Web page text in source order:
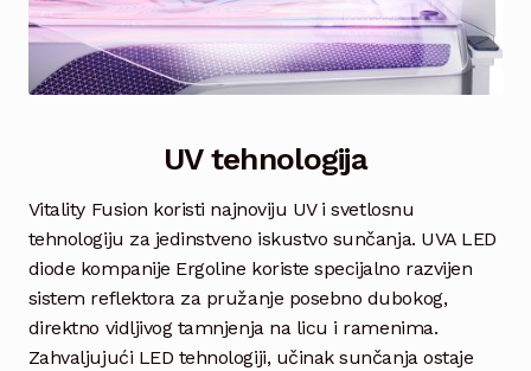
UV tehnologija
Vitality Fusion koristi najnoviju UV i svetlosnu
tehnologiju za jedinstveno iskustvo sunčanja. UVA LED
diode kompanije Ergoline koriste specijalno razvijen
sistem reflektora za pružanje posebno dubokog,
direktno vidljivog tamnjenja na licu i ramenima.
Zahvaljujući LED tehnologiji, učinak sunčanja ostaje